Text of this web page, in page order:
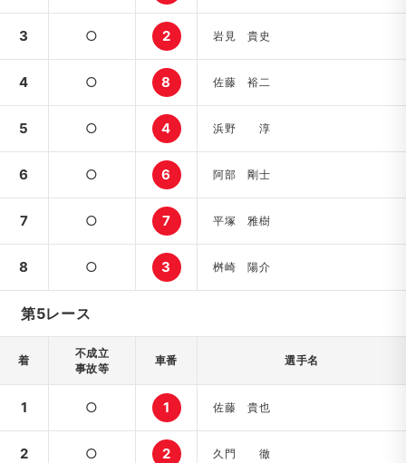
3 ○ 2 岩見 貴史
4 ○ 8 佐藤 裕二
5 ○ 4 浜野 淳
6 ○ 6 阿部 剛士
7 ○ 7 平塚 雅樹
8 ○ 3 桝崎 陽介
第5レース
着
不成立
事故等
車番 選手名
1 ○ 1 佐藤 貴也
2 ○ 2 久門 徹